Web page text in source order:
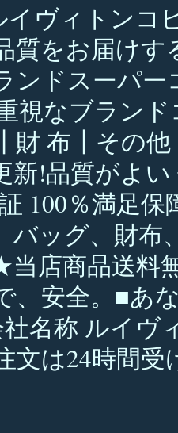
イヴィトンコ
質をお届け
ンドスーパ
視なブラン
財 布┃その
新!品質がよ
100％満足
ッグ、財布
店商品送料
、安全。■あ
称 ルイヴ
文は24時間